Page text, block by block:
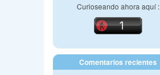
Curioseando ahora aquí :
Comentarios recientes